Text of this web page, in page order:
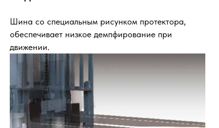
Шина со специальным рисунком протектора,
обеспечивает низкое демпфирование при
движении.